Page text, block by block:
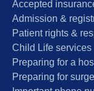
Accepted
Admission &
Patient rights &
Child Life services
Preparing for a
Preparing for